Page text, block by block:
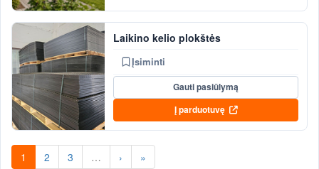
Laikino kelio plokštės
Įsiminti
Gauti pasiūlymą
Į parduotuvę
1 2 3 … › »